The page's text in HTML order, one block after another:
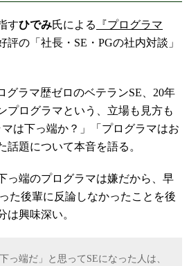
すひでみ氏による
『プログラマ
評の「社長・SE・PGの社内対談」
ラマ歴ゼロのベテランSE、20年
プログラマという、立場も見方も
は下っ端か？」「プログラマはお
話題について本音を語る。
っ端のプログラマは嫌だから、早
た後輩に反論しなかったことを後
は興味深い。
っ端だ」と思ってSEになった人は、